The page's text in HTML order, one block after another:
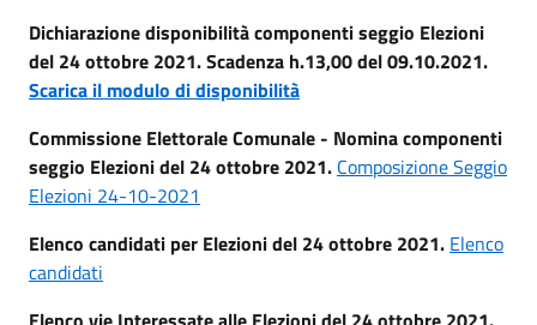
Dichiarazione disponibilità componenti seggio Elezioni
del 24 ottobre 2021. Scadenza h.13,00 del 09.10.2021.
Scarica il modulo di disponibilità
Commissione Elettorale Comunale - Nomina componenti
seggio Elezioni del 24 ottobre 2021. Composizione Seggio
Elezioni 24-10-2021
Elenco candidati per Elezioni del 24 ottobre 2021. Elenco
candidati